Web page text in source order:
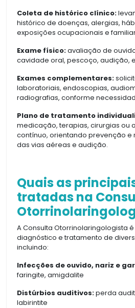
Coleta de histórico clínico:
histórico de doenças, alergias,
exposições ocupacionais e
Exame físico:avaliação de
cavidade oral, pescoço, audição,
Exames complementares:
laboratoriais, endoscopias,
radiografias, conforme
Plano de tratamento
medicação, terapias, cirurgias ou
contínuo, orientando prevenção e
das vias aéreas e audição.
Quais as
tratadas na
A Consulta Otorrinolaringologista
diagnóstico e tratamento de
incluindo:
Infecções de ouvido, nariz e
faringite, amigdalite
Distúrbios auditivos:perda
labirintite